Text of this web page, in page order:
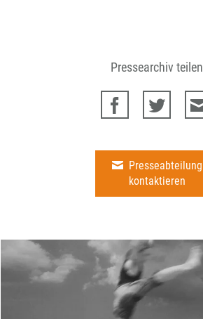
Pressearchiv teilen
Presseabteilung
kontaktieren